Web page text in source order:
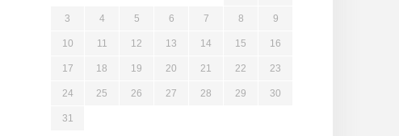
3 4 5 6 7 8 9
10 11 12 13 14 15 16
17 18 19 20 21 22 23
24 25 26 27 28 29 30
31